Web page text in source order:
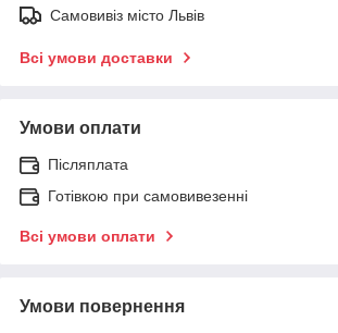
Самовивіз місто Львів
Всі умови доставки
Умови оплати
Післяплата
Готівкою при самовивезенні
Всі умови оплати
Умови повернення